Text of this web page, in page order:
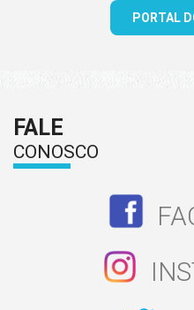
PORTAL
FALE
CONOSCO